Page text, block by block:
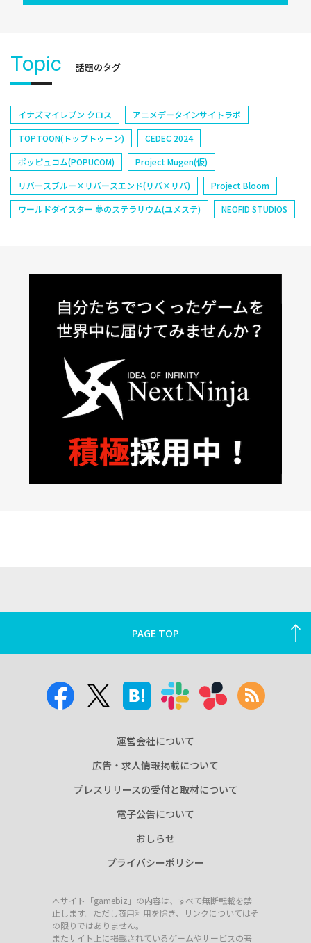
Topic 話題のタグ
イナズマイレブン クロス
アニメデータインサイトラボ
TOPTOON(トップトゥーン)
CEDEC 2024
ポッピュコム(POPUCOM)
Project Mugen(仮)
リバースブルー×リバースエンド(リバ×リバ)
Project Bloom
ワールドダイスター 夢のステラリウム(ユメステ)
NEOFID STUDIOS
PAGE TOP
運営会社について
広告・求人情報掲載について
プレスリリースの受付と取材について
電子公告について
おしらせ
プライバシーポリシー
本サイト「gamebiz」の内容は、すべて無断転載を禁
止します。ただし商用利用を除き、リンクについてはそ
の限りではありません。
またサイト上に掲載されているゲームやサービスの著